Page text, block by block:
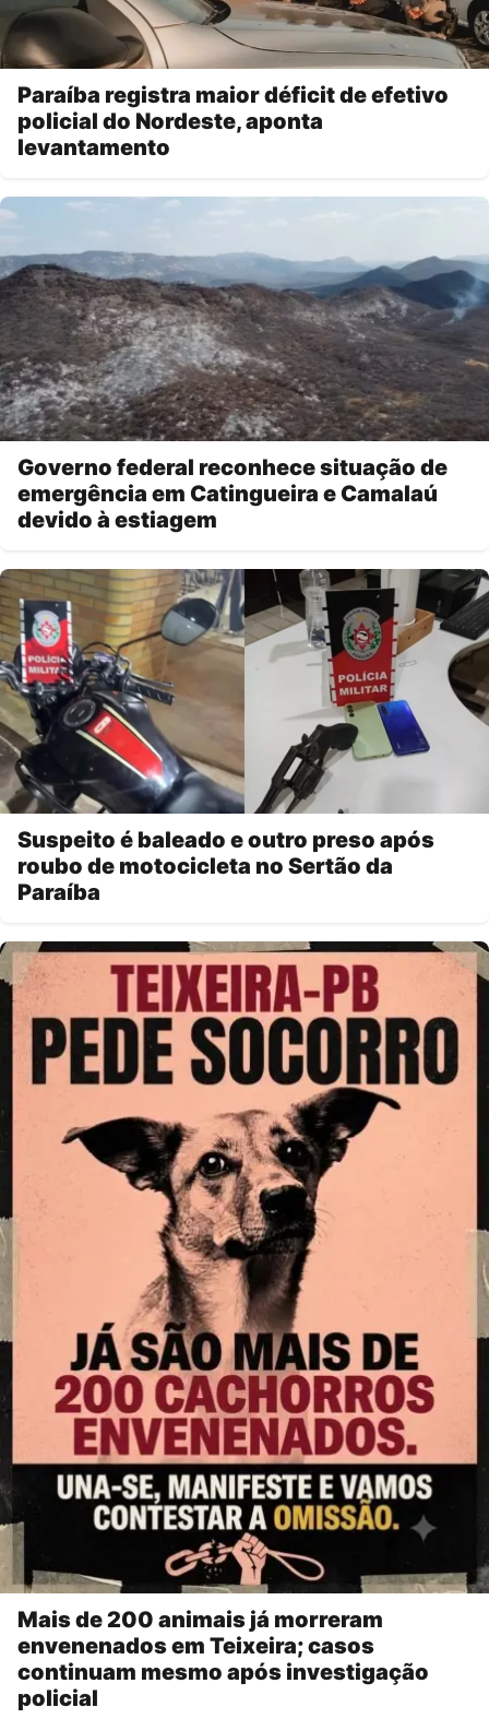
Paraíba registra maior déficit de efetivo
policial do Nordeste, aponta
levantamento
Governo federal reconhece situação de
emergência em Catingueira e Camalaú
devido à estiagem
Suspeito é baleado e outro preso após
roubo de motocicleta no Sertão da
Paraíba
Mais de 200 animais já morreram
envenenados em Teixeira; casos
continuam mesmo após investigação
policial